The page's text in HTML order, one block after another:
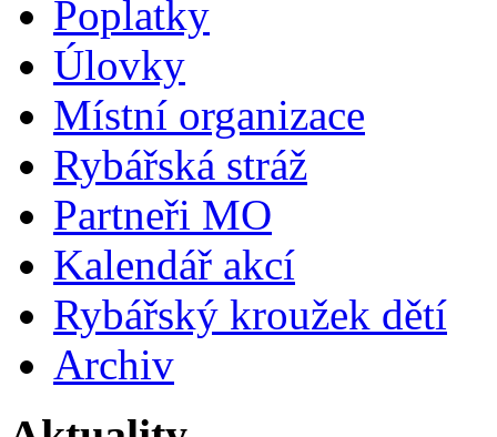
Poplatky
Úlovky
Místní organizace
Rybářská stráž
Partneři MO
Kalendář akcí
Rybářský kroužek dětí
Archiv